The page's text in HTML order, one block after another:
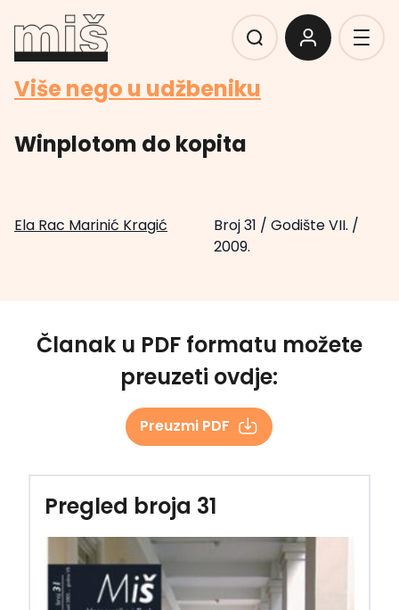
Više nego u udžbeniku
Winplotom do kopita
Ela Rac Marinić Kragić Broj 31 / Godište VII. /
2009.
Članak u PDF formatu možete
preuzeti ovdje:
Preuzmi PDF
Pregled broja 31